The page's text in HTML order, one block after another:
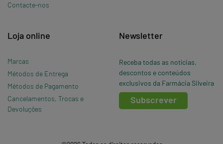
Contacte-nos
Loja online
Marcas
Métodos de Entrega
Métodos de Pagamento
Cancelamentos, Trocas e
Devoluções
Newsletter
Receba todas as notícias,
descontos e conteúdos
exclusivos da Farmácia Silveira
Subscrever